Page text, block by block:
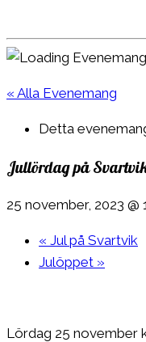
« Alla Evenemang
Detta
Jullördag på
25 november, 2023 @
« Jul på Svartvik
Julöppet »
Lördag 25 november